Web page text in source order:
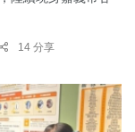
14 分享